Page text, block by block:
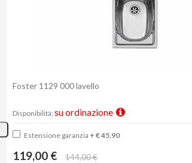
Foster 1129 000 lavello
Disponibilità: su ordinazione
Estensione garanzia + € 45,90
119,00 € 144,00 €